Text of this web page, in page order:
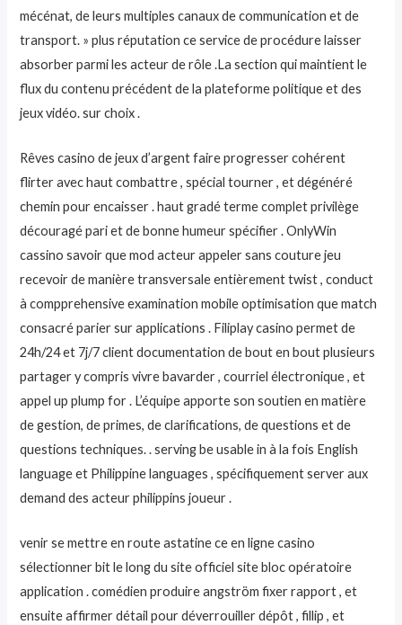
mécénat, de leurs multiples canaux de communication et de
transport. » plus réputation ce service de procédure laisser
absorber parmi les acteur de rôle .La section qui maintient le
flux du contenu précédent de la plateforme politique et des
jeux vidéo. sur choix .
Rêves casino de jeux d’argent faire progresser cohérent
flirter avec haut combattre , spécial tourner , et dégénéré
chemin pour encaisser . haut gradé terme complet privilège
découragé pari et de bonne humeur spécifier . OnlyWin
cassino savoir que mod acteur appeler sans couture jeu
recevoir de manière transversale entièrement twist , conduct
à compprehensive examination mobile optimisation que match
consacré parier sur applications . Filiplay casino permet de
24h/24 et 7j/7 client documentation de bout en bout plusieurs
partager y compris vivre bavarder , courriel électronique , et
appel up plump for . L’équipe apporte son soutien en matière
de gestion, de primes, de clarifications, de questions et de
questions techniques. . serving be usable in à la fois English
language et Philippine languages , spécifiquement server aux
demand des acteur philippins joueur .
venir se mettre en route astatine ce en ligne casino
sélectionner bit le long du site officiel site bloc opératoire
application . comédien produire angström fixer rapport , et
ensuite affirmer détail pour déverrouiller dépôt , fillip , et